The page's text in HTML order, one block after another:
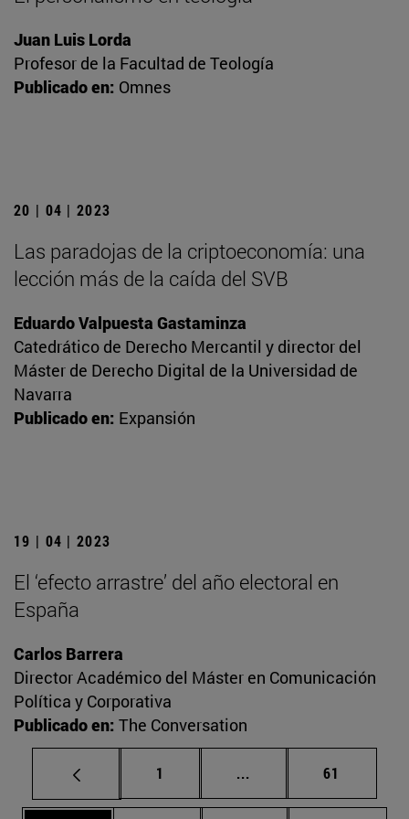
Juan Luis Lorda
Profesor de la Facultad de Teología
Publicado en: Omnes
20 | 04 | 2023
Las paradojas de la criptoeconomía: una
lección más de la caída del SVB
Eduardo Valpuesta Gastaminza
Catedrático de Derecho Mercantil y director del
Máster de Derecho Digital de la Universidad de
Navarra
Publicado en: Expansión
19 | 04 | 2023
El ‘efecto arrastre’ del año electoral en
España
Carlos Barrera
Director Académico del Máster en Comunicación
Política y Corporativa
Publicado en: The Conversation
Página
1 ... Páginas intermedias
Página
61